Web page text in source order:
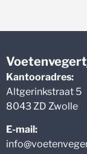
Kantooradres:
Altgerinkstraat 5
8043 ZD Zwolle
E-mail: